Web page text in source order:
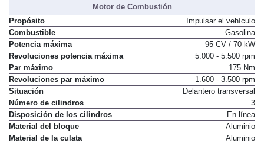
Motor de Combustión
Propósito
Impulsar el vehículo
Combustible
Gasolina
Potencia máxima
95 CV / 70 kW
Revoluciones potencia máxima
5.000 - 5.500 rpm
Par máximo
175 Nm
Revoluciones par máximo
1.600 - 3.500 rpm
Situación
Delantero transversal
Número de cilindros
3
Disposición de los cilindros
En línea
Material del bloque
Aluminio
Material de la culata
Aluminio